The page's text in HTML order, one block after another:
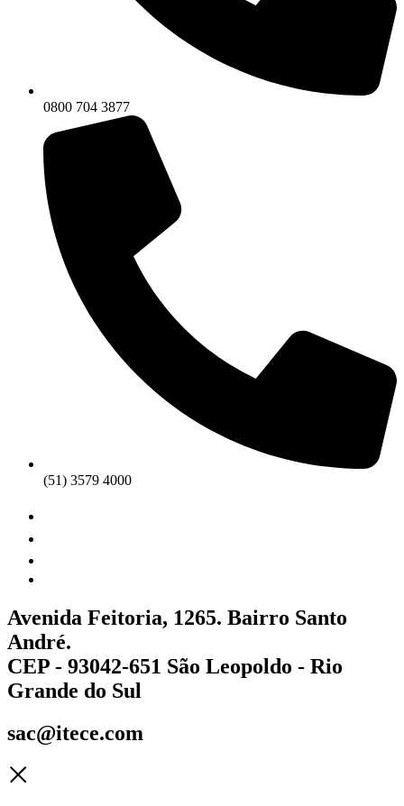
0800 704 3877
(51) 3579 4000
Avenida Feitoria, 1265. Bairro Santo
André.
CEP - 93042-651 São Leopoldo - Rio
Grande do Sul
sac@itece.com